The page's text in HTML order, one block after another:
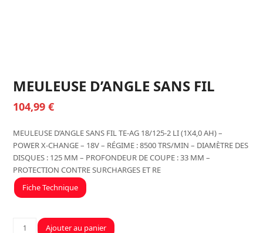
MEULEUSE D’ANGLE SANS FIL
104,99€
MEULEUSE D’ANGLE SANS FIL TE-AG 18/125-2 LI (1X4,0 AH) –
POWER X-CHANGE – 18V – RÉGIME : 8500 TRS/MIN – DIAMÈTRE DES
DISQUES : 125 MM – PROFONDEUR DE COUPE : 33 MM –
PROTECTION CONTRE SURCHARGES ET RE
Fiche Technique
quantité Ajouter au panier